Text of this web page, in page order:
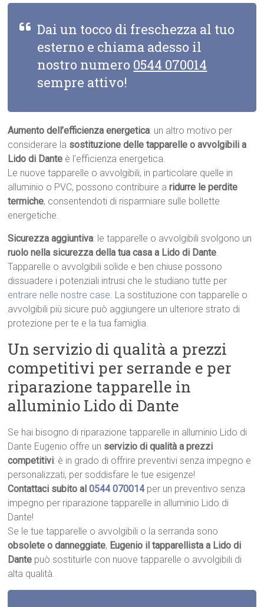
Dai un tocco di freschezza al tuo
esterno e chiama adesso il
nostro numero 0544 070014
sempre attivo!
Aumento dell’efficienza energetica: un altro motivo per
considerare la sostituzione delle tapparelle o avvolgibili a
Lido di Dante è l’efficienza energetica.
Le nuove tapparelle o avvolgibili, in particolare quelle in
alluminio o PVC, possono contribuire aridurre le perdite
termiche, consentendoti di risparmiare sulle bollette
energetiche.
Sicurezza aggiuntiva: le tapparelle o avvolgibili svolgono un
ruolo nella sicurezza della tua casa a Lido di Dante.
Tapparelle o avvolgibili solide e ben chiuse possono
dissuadere i potenziali intrusi che le studiano tutte per
entrare nelle nostre case. La sostituzione con tapparelle o
avvolgibili più sicure può aggiungere un ulteriore strato di
protezione per te e la tua famiglia.
Un servizio di qualità a prezzi
competitivi per serrande e per
riparazione tapparelle in
alluminio Lido di Dante
Se hai bisogno di riparazione tapparelle in alluminio Lido di
Dante Eugenio offre un servizio di qualità a prezzi
competitivi: è in grado di offrire preventivi senza impegno e
personalizzati, per soddisfare le tue esigenze!
Contattaci subito al0544 070014 per un preventivo senza
impegno per riparazione tapparelle in alluminio Lido di
Dante!
Se le tue tapparelle o avvolgibili o la serranda sono
obsolete o danneggiate, Eugenio il tapparellista a Lido di
Dante può sostituirle con nuove tapparelle o avvolgibili di
alta qualità.